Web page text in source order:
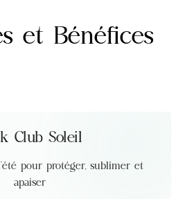
et Bénéfices
Club Soleil
pour protéger, sublimer et
apaiser